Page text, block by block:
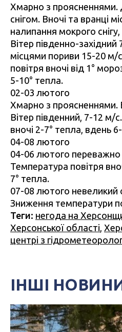
Хмарно з проясненнями.
снігом. Вночі та вранці
налипання мокрого
Вітер південно-
місцями пориви 15-20 м/
повітря вночі від 1°
5-10° тепла.
02-03 лютого
Хмарно з проясненнями.
Вітер південний, 7-12 м/
вночі 2-7° тепла, вдень
04-08 лютого
04-06 лютого переважно
Температура повітря
7° тепла.
07-08 лютого невеликий
Зниження температури
Теги: негода на
Херсонської області
центрі з
ІНШІ